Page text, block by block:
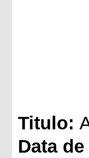
Titulo:
Data